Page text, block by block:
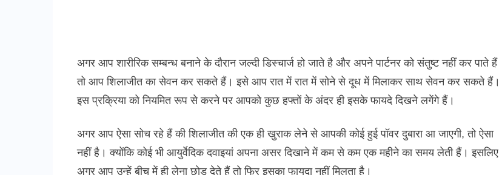
अगर आप शारीरिक सम्बन्ध बनाने के दौरान जल्दी डिस्चार्ज हो जाते है और अपने पार्टनर को संतुष्ट नहीं कर पाते हैं
तो आप शिलाजीत का सेवन कर सकते हैं। इसे आप रात में रात में सोने से दूध में मिलाकर साथ सेवन कर सकते हैं।
इस प्रक्रिया को नियमित रूप से करने पर आपको कुछ हफ्तों के अंदर ही इसके फायदे दिखने लगेंगे हैं।
अगर आप ऐसा सोच रहे हैं की शिलाजीत की एक ही खुराक लेने से आपकी कोई हुई पॉवर दुबारा आ जाएगी, तो ऐसा
नहीं है। क्योंकि कोई भी आयुर्वेदिक दवाइयां अपना असर दिखाने में कम से कम एक महीने का समय लेती हैं। इसलिए
अगर आप उन्हें बीच में ही लेना छोड़ देते हैं तो फिर इसका फायदा नहीं मिलता है।